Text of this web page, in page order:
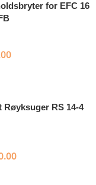
for EFC 16
Røyksuger RS 14-4